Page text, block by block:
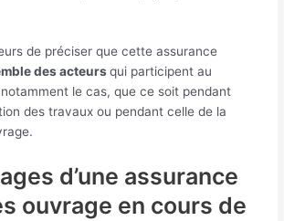
de préciser que cette assurance
des acteursqui participent au
le cas, que ce soit pendant
des travaux ou pendant celle de la
d’une assurance
ouvrage en cours de